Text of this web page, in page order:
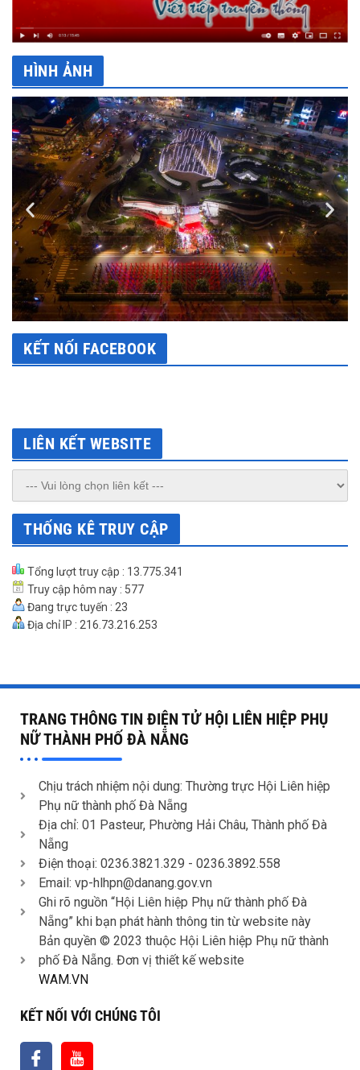
HÌNH ẢNH
KẾT NỐI FACEBOOK
LIÊN KẾT WEBSITE
THỐNG KÊ TRUY CẬP
Tổng lượt truy cập : 13.775.341
Truy cập hôm nay : 577
Đang trực tuyến : 23
Địa chỉ IP : 216.73.216.253
TRANG THÔNG TIN ĐIỆN TỬ HỘI LIÊN HIỆP PHỤ
NỮ THÀNH PHỐ ĐÀ NẴNG
Chịu trách nhiệm nội dung: Thường trực Hội Liên hiệp
Phụ nữ thành phố Đà Nẵng
Địa chỉ: 01 Pasteur, Phường Hải Châu, Thành phố Đà
Nẵng
Điện thoại: 0236.3821.329 - 0236.3892.558
Email: vp-hlhpn@danang.gov.vn
Ghi rõ nguồn “Hội Liên hiệp Phụ nữ thành phố Đà
Nẵng” khi bạn phát hành thông tin từ website này
Bản quyền © 2023 thuộc Hội Liên hiệp Phụ nữ thành
phố Đà Nẵng. Đơn vị thiết kế website
WAM.VN
KẾT NỐI VỚI CHÚNG TÔI